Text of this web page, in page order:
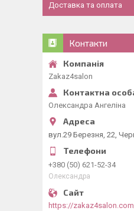
Доставка та оплата
Контакти
Zakaz4salon
Олександра Ангеліна
вул.29 Березня, 22,
+380 (50) 621-52-34
Олександра
https://